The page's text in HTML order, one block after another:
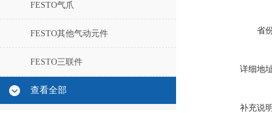
FESTO气爪
FESTO其他气动元件
FESTO三联件
查看全部
省
详细地
补充说